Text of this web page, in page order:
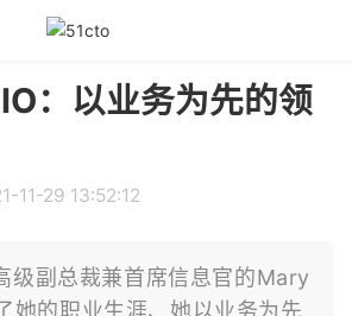
：以业务为先的领
11-29 13:52:12
级副总裁兼首席信息官的Mary